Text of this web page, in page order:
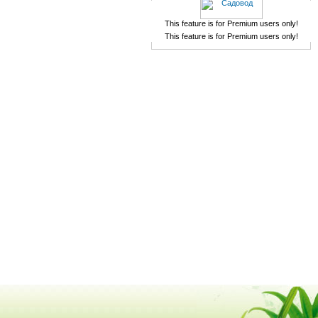
This feature is for Premium users only!
This feature is for Premium users only!